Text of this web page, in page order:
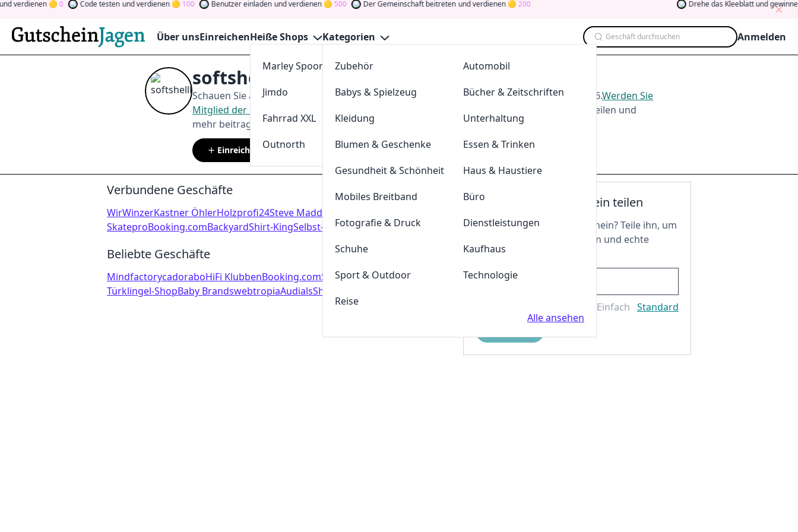
verdienen 0 Code testen und verdienen 100 Benutzer einladen und verdienen 500 Der Gemeinschaft beitreten und verdienen 200 Drehe das Kleeblatt und gewinne
Über unsEinreichenHeiße Shops
Marley Spoon
Jimdo
sportdeal24
Fahrrad XXL
Outnorth
Parkettkaiser
Kategorien
Zubehör
Automobil
Babys & Spielzeug
Bücher & Zeitschriften
Kleidung
Unterhaltung
Blumen & Geschenke
Essen & Trinken
Gesundheit & Schönheit
Haus & Haustiere
Mobiles Breitband
Büro
Fotografie & Druck
Dienstleistungen
Schuhe
Kaufhaus
Sport & Outdoor
Technologie
Reise
Alle ansehen
Geschäft durchsuchen Anmelden
softshellbekleidung Gutscheine August 2026
Schauen Sie aufGutscheinJagenfür die bestensoftshellbekleidung-Angebote imAug. 2026.Werden Sie
Mitglied der Community
und verdienen Sie Tokens, indem Sie durch Abstimmen, Testen, Teilen und
mehr beitragen. Drehen Sie den Glücksklee und gewinnen Sie Geld
Einreichen softshellbekleidung.de
Verbundene Geschäfte
WirWinzerKastner ÖhlerHolzprofi24Steve Madden
SkateproBooking.comBackyardShirt-KingSelbst-testen.com
Beliebte Geschäfte
MindfactorycadoraboHiFi KlubbenBooking.comSusi LiveHolzprofi24
Türklingel-ShopBaby BrandswebtropiaAudialsShirt-King
Deinen Gutschein teilen
Hast du einen tollen Gutschein? Teile ihn, um
Token freizuschalten und echte
Geldprämien zu genießen!
Einfach Standard